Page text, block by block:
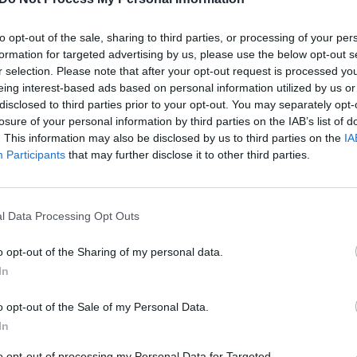
opt-out of the sale, sharing to third parties, or processing of your
for targeted advertising by us, please use the below opt-out
selection. Please note that after your opt-out request is processed
interest-based ads based on personal information utilized by us
to third parties prior to your opt-out. You may separately
of your personal information by third parties on the IAB’s list of
This information may also be disclosed by us to third parties on the
Participants that may further disclose it to other third parties.
Data Processing Opt Outs
opt-out of the Sharing of my personal data.
opt-out of the Sale of my Personal Data.
Erdoganas Turkijos vyriausybė
–
Liūdna vyresnio amžiaus dirbančiųjų
užgaulūs įvardžiai